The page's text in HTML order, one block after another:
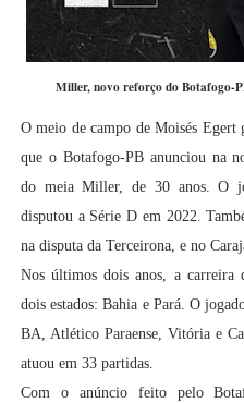
Miller, novo reforço do Botafogo-
O meio de campo de Moisés Egert
que o Botafogo-PB anunciou na
do meia Miller, de 30 anos. O
disputou a Série D em 2022.
na disputa da Terceirona, e no
Nos últimos dois anos, a
dois estados: Bahia e Pará. O
BA, Atlético Paraense, Vitória e
atuou em 33 partidas.
Com o anúncio feito pelo